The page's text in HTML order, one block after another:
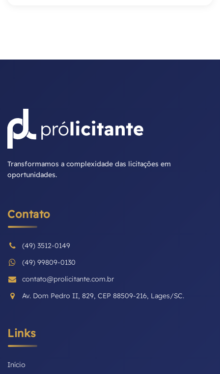
Transformamos a complexidade das licitações em
oportunidades.
Contato
(49) 3512-0149
(49) 99809-0130
contato@prolicitante.com.br
Av. Dom Pedro II, 829, CEP 88509-216, Lages/SC.
Links
Início